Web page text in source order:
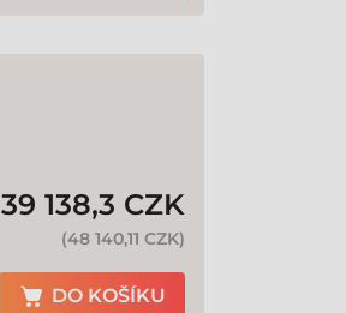
39 138,3 CZK
(48 140,11 CZK)
DO KOŠÍKU